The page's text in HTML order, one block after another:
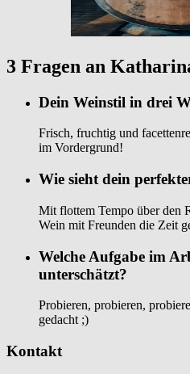
3 Fragen an
Dein Weinstil in drei
Frisch, fruchtig und
im Vordergrund!
Wie sieht dein
Mit flottem Tempo über den
Wein mit Freunden die Zeit
Welche Aufgabe im
unterschätzt?
Probieren, probieren,
gedacht ;)
Kontakt